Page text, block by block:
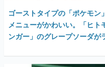
ゴーストタイプの「ポケモ
メニューがかわいい。「ヒ
ンガー」のグレープソーダが